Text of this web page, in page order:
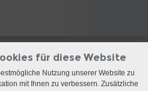
für diese Website
Nutzung unserer Website zu
mit Ihnen zu verbessern. Zusätzliche